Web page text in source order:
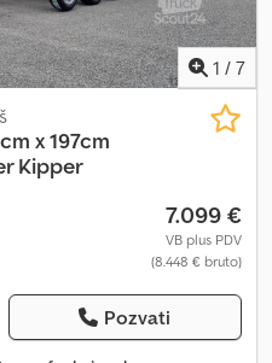
1 / 7
x 197cm
Kipper
7.099 €
VB plus PDV
(8.448 € bruto)
Pozvati